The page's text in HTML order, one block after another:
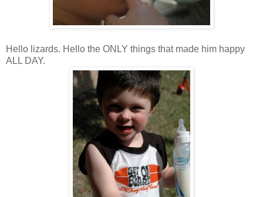
Hello lizards. Hello the ONLY things that made him happy
ALL DAY.